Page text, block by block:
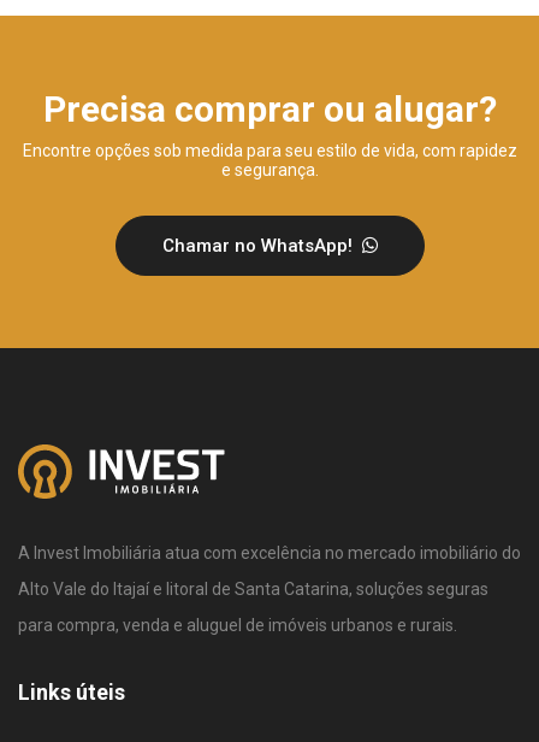
Precisa comprar ou alugar?
Encontre opções sob medida para seu estilo de vida, com rapidez
e segurança.
Chamar no WhatsApp!
A Invest Imobiliária atua com excelência no mercado imobiliário do
Alto Vale do Itajaí e litoral de Santa Catarina, soluções seguras
para compra, venda e aluguel de imóveis urbanos e rurais.
Links úteis